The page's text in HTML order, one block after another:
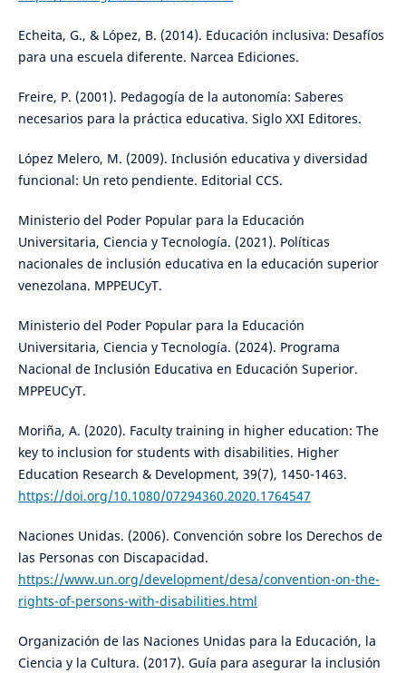
Echeita, G., & López, B. (2014). Educación inclusiva: Desafíos
para una escuela diferente. Narcea Ediciones.
Freire, P. (2001). Pedagogía de la autonomía: Saberes
necesarios para la práctica educativa. Siglo XXI Editores.
López Melero, M. (2009). Inclusión educativa y diversidad
funcional: Un reto pendiente. Editorial CCS.
Ministerio del Poder Popular para la Educación
Universitaria, Ciencia y Tecnología. (2021). Políticas
nacionales de inclusión educativa en la educación superior
venezolana. MPPEUCyT.
Ministerio del Poder Popular para la Educación
Universitaria, Ciencia y Tecnología. (2024). Programa
Nacional de Inclusión Educativa en Educación Superior.
MPPEUCyT.
Moriña, A. (2020). Faculty training in higher education: The
key to inclusion for students with disabilities. Higher
Education Research & Development, 39(7), 1450-1463.
https://doi.org/10.1080/07294360.2020.1764547
Naciones Unidas. (2006). Convención sobre los Derechos de
las Personas con Discapacidad.
https://www.un.org/development/desa/convention-on-the-
rights-of-persons-with-disabilities.html
Organización de las Naciones Unidas para la Educación, la
Ciencia y la Cultura. (2017). Guía para asegurar la inclusión